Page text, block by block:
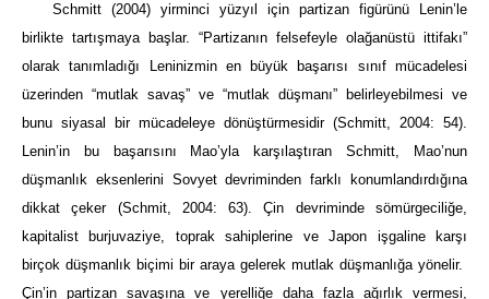
Schmitt (2004) yirminci yüzyıl için partizan figürünü Lenin’le
birlikte tartışmaya başlar. “Partizanın felsefeyle olağanüstü ittifakı”
olarak tanımladığı Leninizmin en büyük başarısı sınıf mücadelesi
üzerinden “mutlak savaş” ve “mutlak düşmanı” belirleyebilmesi ve
bunu siyasal bir mücadeleye dönüştürmesidir (Schmitt, 2004: 54).
Lenin’in bu başarısını Mao’yla karşılaştıran Schmitt, Mao’nun
düşmanlık eksenlerini Sovyet devriminden farklı konumlandırdığına
dikkat çeker (Schmit, 2004: 63). Çin devriminde sömürgeciliğe,
kapitalist burjuvaziye, toprak sahiplerine ve Japon işgaline karşı
birçok düşmanlık biçimi bir araya gelerek mutlak düşmanlığa yönelir.
Çin’in partizan savaşına ve yerelliğe daha fazla ağırlık vermesi,